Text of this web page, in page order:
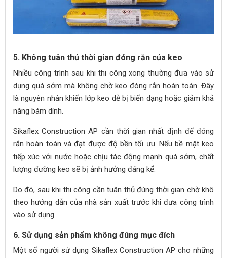
5. Không tuân thủ thời gian đóng rắn của keo
Nhiều công trình sau khi thi công xong thường đưa vào sử
dụng quá sớm mà không chờ keo đóng rắn hoàn toàn. Đây
là nguyên nhân khiến lớp keo dễ bị biến dạng hoặc giảm khả
năng bám dính.
Sikaflex Construction AP cần thời gian nhất định để đóng
rắn hoàn toàn và đạt được độ bền tối ưu. Nếu bề mặt keo
tiếp xúc với nước hoặc chịu tác động mạnh quá sớm, chất
lượng đường keo sẽ bị ảnh hưởng đáng kể.
Do đó, sau khi thi công cần tuân thủ đúng thời gian chờ khô
theo hướng dẫn của nhà sản xuất trước khi đưa công trình
vào sử dụng.
6. Sử dụng sản phẩm không đúng mục đích
Một số người sử dụng Sikaflex Construction AP cho những